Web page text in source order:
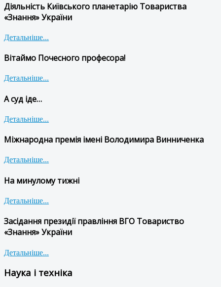
Діяльність Київського планетарію Товариства
«Знання» України
Детальніше...
Вітаймо Почесного професора!
Детальніше...
А суд іде…
Детальніше...
Міжнародна премія імені Володимира Винниченка
Детальніше...
На минулому тижні
Детальніше...
Засідання президії правління ВГО Товариство
«Знання» України
Детальніше...
Наука і техніка